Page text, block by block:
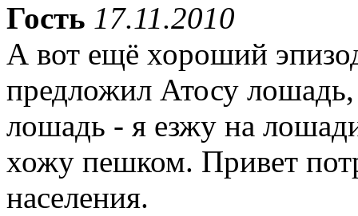
Гость 17.11.2010
А вот ещё хороший
предложил Атосу лошадь,
лошадь - я езжу на
хожу пешком. Привет
населения.